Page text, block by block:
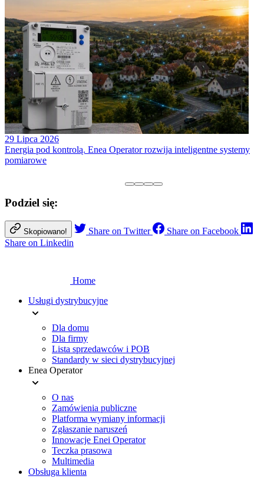
29 Lipca 2026
Energia pod kontrolą. Enea Operator rozwija inteligentne systemy
pomiarowe
Podziel się:
Skopiowano! Share on Twitter
Share on Facebook
Share on Linkedin
Home
Usługi dystrybucyjne
Dla domu
Dla firmy
Lista sprzedawców i POB
Standardy w sieci dystrybucyjnej
Enea Operator
O nas
Zamówienia publiczne
Platforma wymiany informacji
Zgłaszanie naruszeń
Innowacje Enei Operator
Teczka prasowa
Multimedia
Obsługa klienta